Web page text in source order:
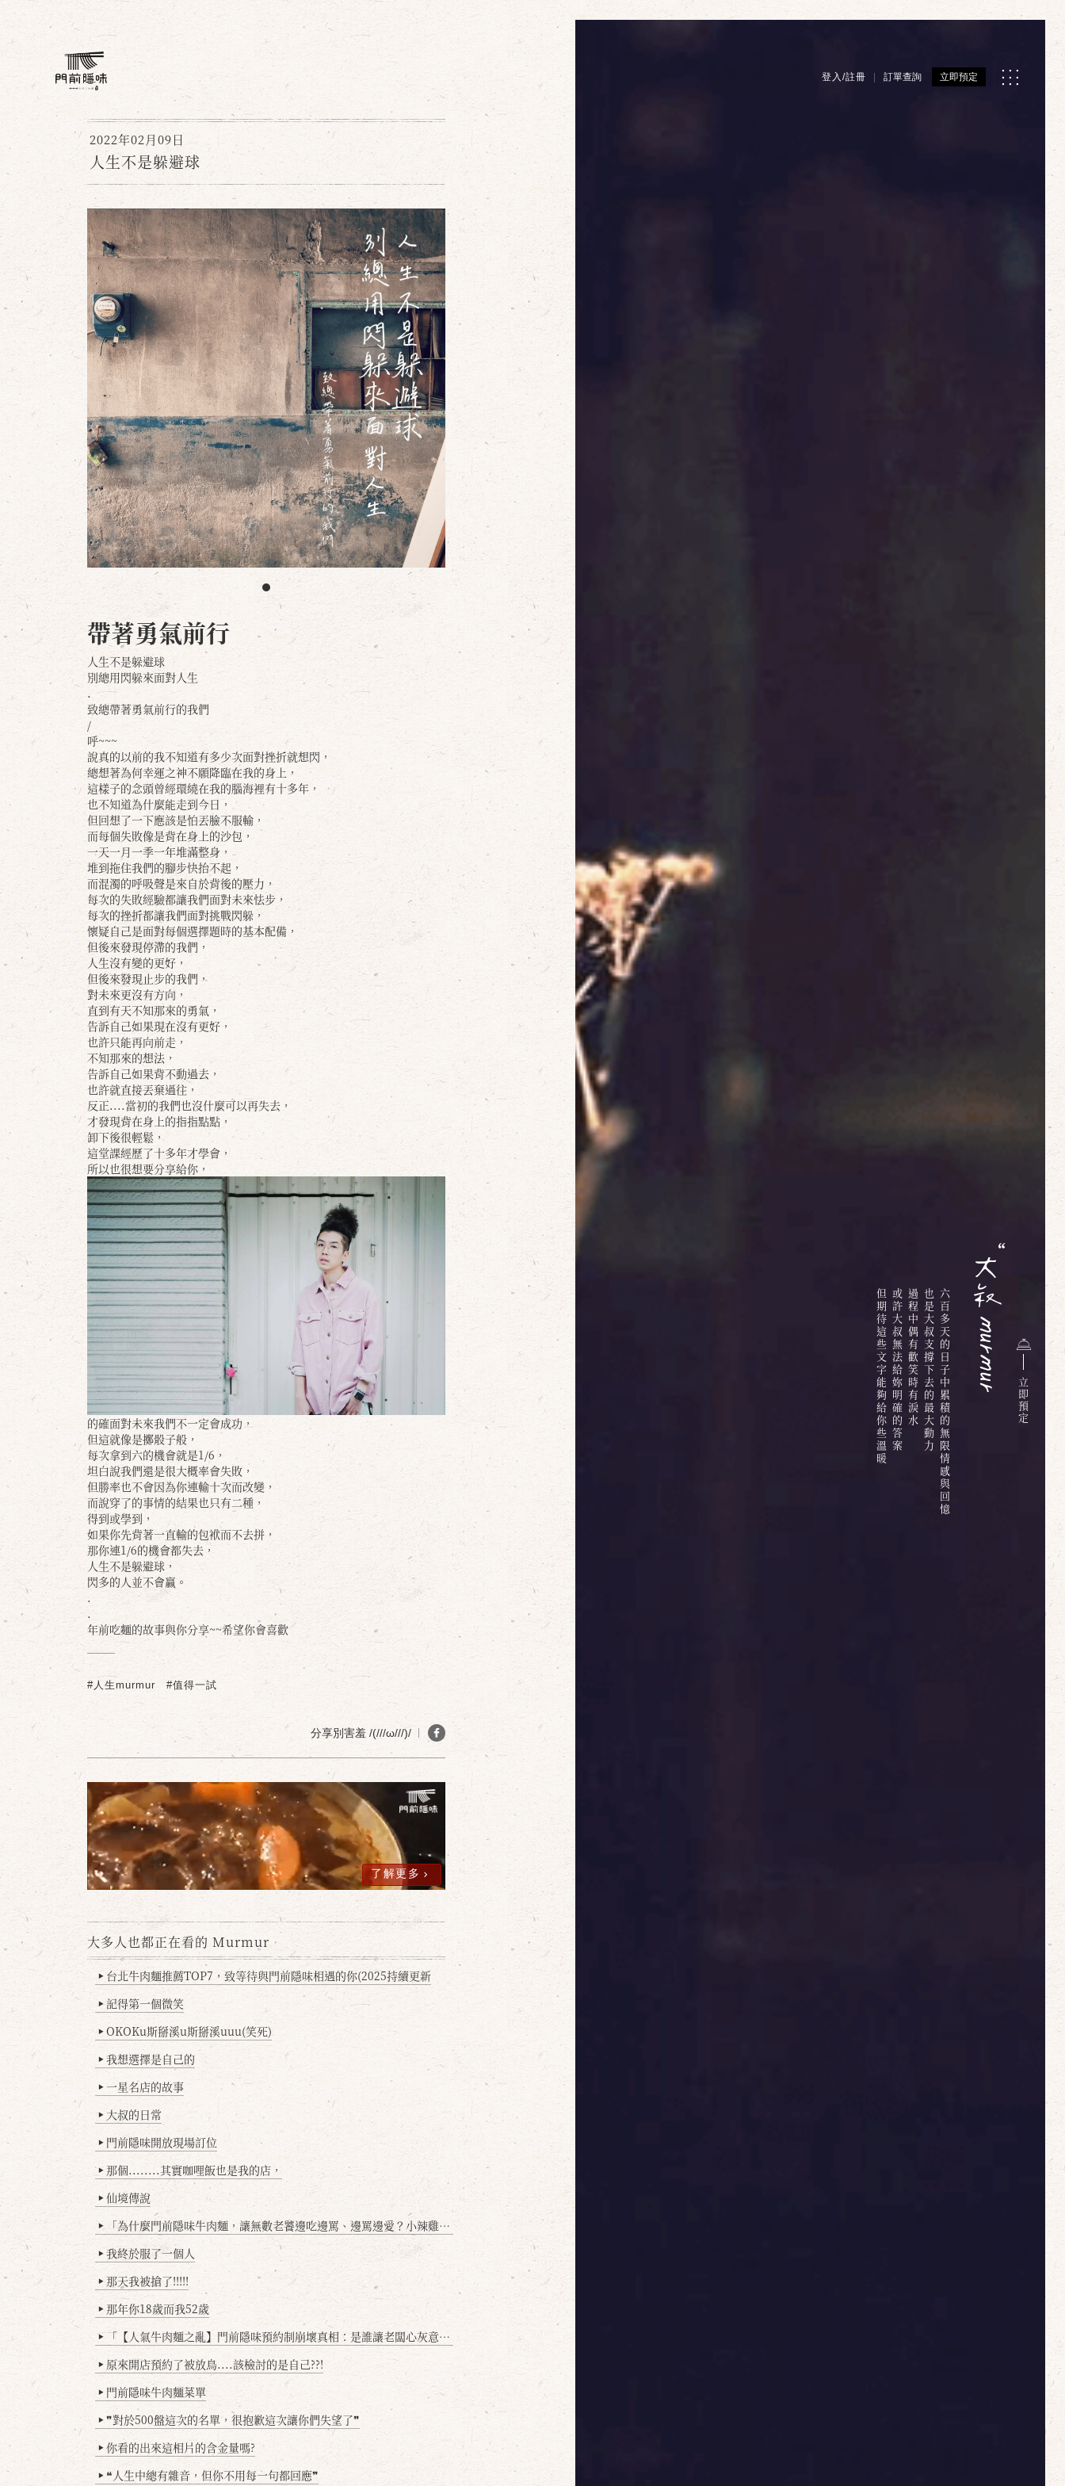
登入/註冊 訂單查詢 立即預定
六百多天的日子中累積的無限情感與回憶
也是大叔支撐下去的最大動力
過程中偶有歡笑時有淚水
或許大叔無法給妳明確的答案
但期待這些文字能夠給你些溫暖
2022年02月09日
人生不是躲避球
帶著勇氣前行
人生不是躲避球
別總用閃躲來面對人生
.
致總帶著勇氣前行的我們
/
呼~~~
說真的以前的我不知道有多少次面對挫折就想閃，
總想著為何幸運之神不願降臨在我的身上，
這樣子的念頭曾經環繞在我的腦海裡有十多年，
也不知道為什麼能走到今日，
但回想了一下應該是怕丟臉不服輸，
而每個失敗像是背在身上的沙包，
一天一月一季一年堆滿整身，
堆到拖住我們的腳步快抬不起，
而混濁的呼吸聲是來自於背後的壓力，
每次的失敗經驗都讓我們面對未來怯步，
每次的挫折都讓我們面對挑戰閃躲，
懷疑自己是面對每個選擇題時的基本配備，
但後來發現停滯的我們，
人生沒有變的更好，
但後來發現止步的我們，
對未來更沒有方向，
直到有天不知那來的勇氣，
告訴自己如果現在沒有更好，
也許只能再向前走，
不知那來的想法，
告訴自己如果背不動過去，
也許就直接丟棄過往，
反正....當初的我們也沒什麼可以再失去，
才發現背在身上的指指點點，
卸下後很輕鬆，
這堂課經歷了十多年才學會，
所以也很想要分享給你，
的確面對未來我們不一定會成功，
但這就像是擲骰子般，
每次拿到六的機會就是1/6，
坦白說我們還是很大概率會失敗，
但勝率也不會因為你連輸十次而改變，
而說穿了的事情的結果也只有二種，
得到或學到，
如果你先背著一直輸的包袱而不去拼，
那你連1/6的機會都失去，
人生不是躲避球，
閃多的人並不會贏。
.
.
年前吃麵的故事與你分享~~希望你會喜歡
#人生murmur #值得一試
分享別害羞 /(///ω///)/
了解更多
大多人也都正在看的 Murmur
▶ 台北牛肉麵推薦TOP7，致等待與門前隱味相遇的你(2025持續更新
▶ 記得第一個微笑
▶ OKOKu斯掰溪u斯掰溪uuu(笑死)
▶ 我想選擇是自己的
▶ 一星名店的故事
▶ 大叔的日常
▶ 門前隱味開放現場訂位
▶ 那個........其實咖哩飯也是我的店，
▶ 仙境傳說
▶ 「為什麼門前隱味牛肉麵，讓無數老饕邊吃邊罵、邊罵邊愛？小辣雞揭密！」
▶ 我終於服了一個人
▶ 那天我被搶了!!!!!
▶ 那年你18歲而我52歲
▶ 「【人氣牛肉麵之亂】門前隱味預約制崩壞真相：是誰讓老闆心灰意冷？」
▶ 原來開店預約了被放鳥....該檢討的是自己??!
▶ 門前隱味牛肉麵菜單
▶ ❞對於500盤這次的名單，很抱歉這次讓你們失望了❞
▶ 你看的出來這相片的含金量嗎?
▶ ❝人生中總有雜音，但你不用每一句都回應❞
立
即
預
定